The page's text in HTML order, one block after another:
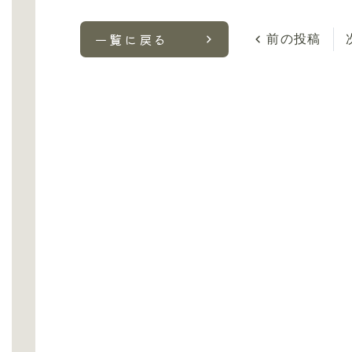
前の投稿
一覧に戻る